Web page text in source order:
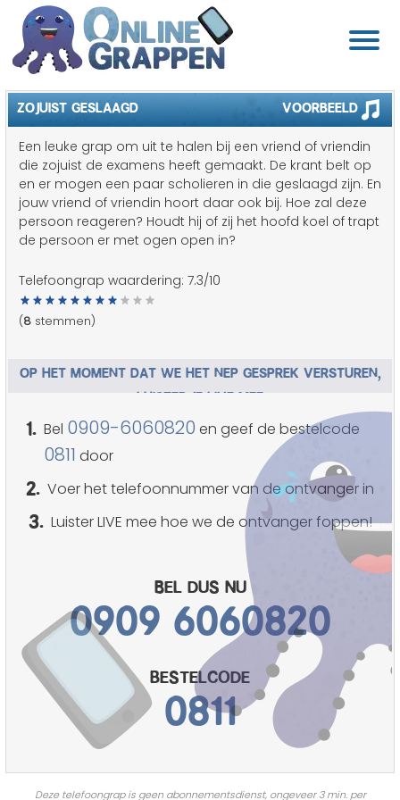
ZOJUIST GESLAAGD Voorbeeld
Een leuke grap om uit te halen bij een vriend of vriendin
die zojuist de examens heeft gemaakt. De krant belt op
en er mogen een paar scholieren in die geslaagd zijn. En
jouw vriend of vriendin hoort daar ook bij. Hoe zal deze
persoon reageren? Houdt hij of zij het hoofd koel of trapt
de persoon er met ogen open in?
Telefoongrap waardering: 7.3/10
(8 stemmen)
OP HET MOMENT DAT WE HET NEP GESPREK VERSTUREN,
LUISTER JE LIVE MEE
1. Bel 0909-6060820 en geef de bestelcode
0811 door
2. Voer het telefoonnummer van de ontvanger in
3. Luister LIVE mee hoe we de ontvanger foppen!
Bel dus nu
0909 6060820
bestelcode
0811
Deze telefoongrap is geen abonnementsdienst, ongeveer 3 min. per